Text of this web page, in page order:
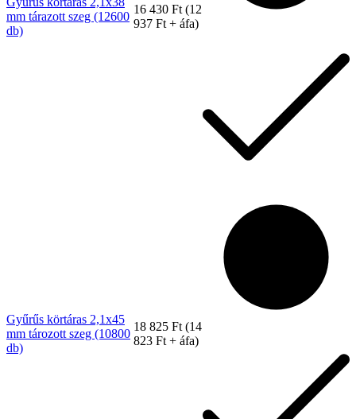
mm tárazott szeg (12600
db)
16 430 Ft (12
937 Ft + áfa)
Gyűrűs körtáras 2,1x45
mm tározott szeg (10800
db)
18 825 Ft (14
823 Ft + áfa)